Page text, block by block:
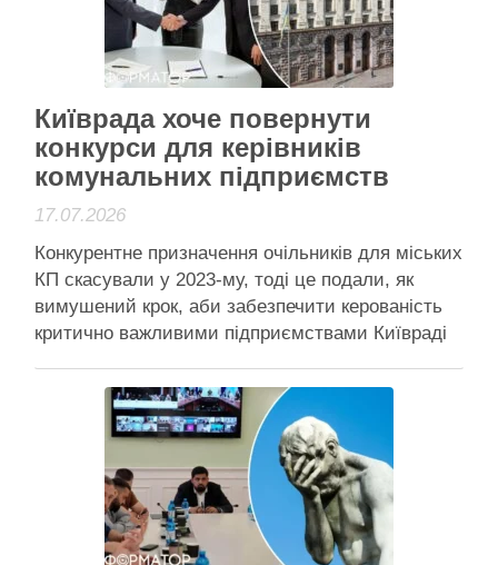
Читати далі
Активісти району
Київрада хоче повернути
конкурси для керівників
комунальних підприємств
17.07.2026
Конкурентне призначення очільників для міських
КП скасували у 2023-му, тоді це подали, як
вимушений крок, аби забезпечити керованість
критично важливими підприємствами Київраді
керівників КП у столиці Київраді пропонують
повернутися до виключно конкурсних процедур
із призначення керівників у комунальному
секторі столиці. Конкурси тимчасово
призупинили у 2023 …
Читати даліАктивісти району